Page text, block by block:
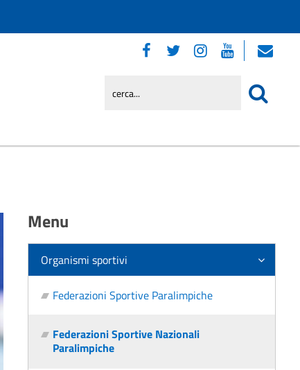
Menu
Organismi sportivi
Federazioni Sportive Paralimpiche
Federazioni Sportive Nazionali
Paralimpiche